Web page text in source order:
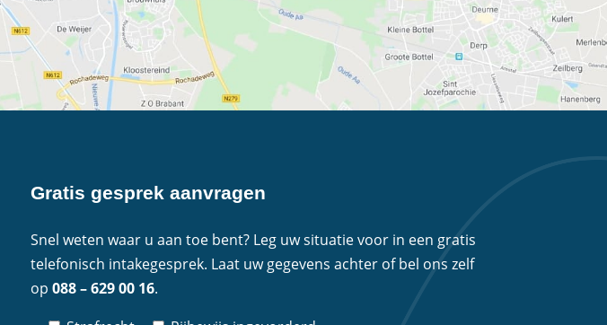
Gratis gesprek aanvragen
Snel weten waar u aan toe bent? Leg uw situatie voor in een gratis
telefonisch intakegesprek. Laat uw gegevens achter of bel ons zelf
op 088 – 629 00 16.